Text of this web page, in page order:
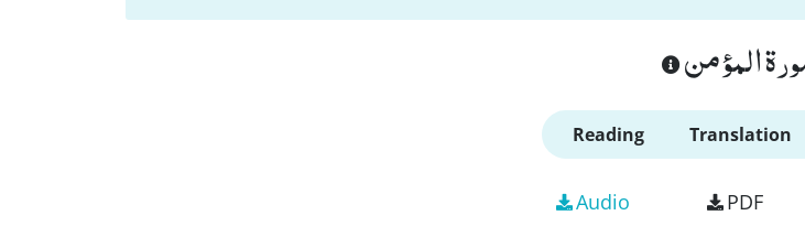
المؤمن
Reading Translation
Audio PDF